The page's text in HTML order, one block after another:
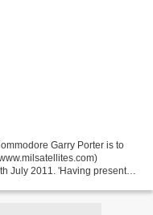
Garry Porter is to
July 2011. 'Having presented